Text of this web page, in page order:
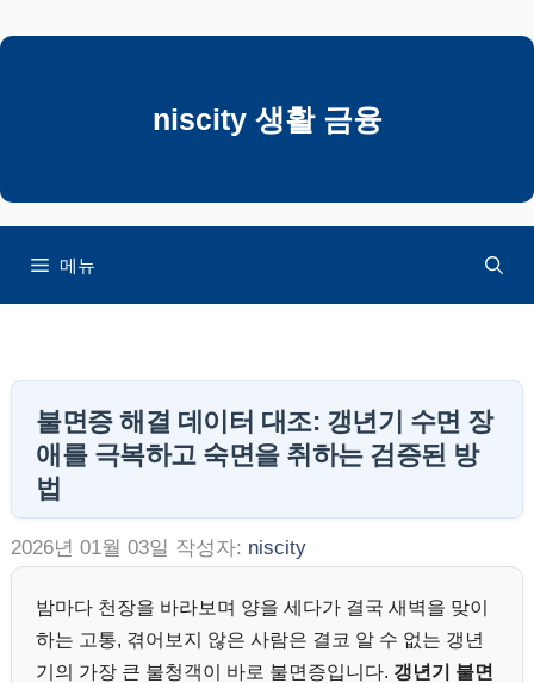
텐
뛰
niscity 생활 금융
메뉴
불면증 해결 데이터 대조: 갱년기 수면 장
애를 극복하고 숙면을 취하는 검증된 방
법
2026년 01월 03일 작성자: niscity
밤마다 천장을 바라보며 양을 세다가 결국 새벽을 맞이
하는 고통, 겪어보지 않은 사람은 결코 알 수 없는 갱년
기의 가장 큰 불청객이 바로 불면증입니다. 갱년기 불면